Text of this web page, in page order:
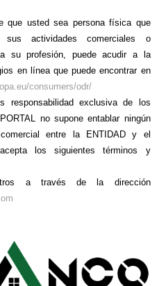
que usted sea persona física que
actividades comerciales o
su profesión, puede acudir a la
en línea que puede encontrar en
consumers/odr/
exclusiva de los
no supone entablar ningún
entre la ENTIDAD y el
los siguientes términos y
a través de la dirección